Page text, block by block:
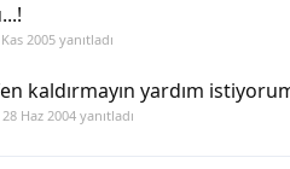
2005yanıtladı
kaldırmayın yardım
28 Haz 2004 yanıtladı